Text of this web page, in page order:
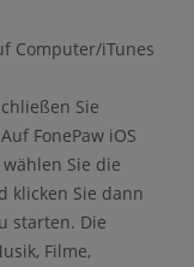
Computer/iTunes
Sie
FonePaw iOS
Sie die
klicken Sie dann
starten. Die
Filme,